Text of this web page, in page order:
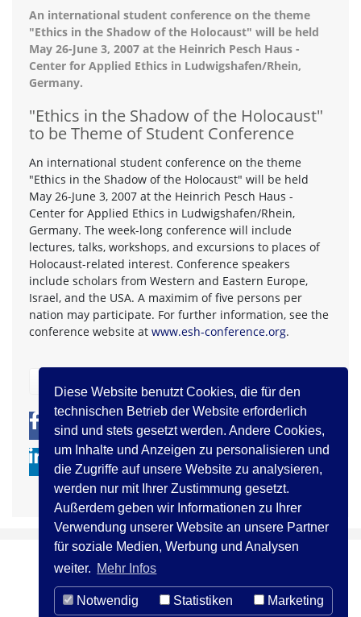
Diese Website benutzt Cookies, die für den
technischen Betrieb der Website erforderlich
sind und stets gesetzt werden. Andere Cookies,
um Inhalte und Anzeigen zu personalisieren und
die Zugriffe auf unsere Website zu analysieren,
werden nur mit Ihrer Zustimmung gesetzt.
Außerdem geben wir Informationen zu Ihrer
Verwendung unserer Website an unsere Partner
für soziale Medien, Werbung und Analysen
weiter. Mehr Infos
Notwendig Statistiken Marketing
An international student conference on the theme
"Ethics in the Shadow of the Holocaust" will be held
May 26-June 3, 2007 at the Heinrich Pesch Haus -
Center for Applied Ethics in Ludwigshafen/Rhein,
Germany.
"Ethics in the Shadow of the Holocaust"
to be Theme of Student Conference
An international student conference on the theme
"Ethics in the Shadow of the Holocaust" will be held
May 26-June 3, 2007 at the Heinrich Pesch Haus -
Center for Applied Ethics in Ludwigshafen/Rhein,
Germany. The week-long conference will include
lectures, talks, workshops, and excursions to places of
Holocaust-related interest. Conference speakers
include scholars from Western and Eastern Europe,
Israel, and the USA. A maximim of five persons per
nation may participate. For further information, see the
conference website at www.esh-conference.org.
0 0